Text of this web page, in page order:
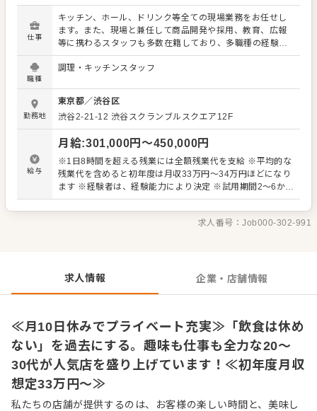
仕事
キッチン、ホール、ドリンク等全ての現場業務をお任せし
ます。また、現場と兼任して商品開発や採用、教育、広報
等に携わるスタッフも多数在籍しており、多職種の経験を
積むことが可能です。料理の素材や味付けには徹底したこ
だわりを持っている私たちと一緒に、あなたの料理スキル
売繁盛】という理念★ おいしいのは当たり前、「楽しい、
おもしろい、また来ようか！」とお客様の笑顔が連鎖し
て、現在、毎年1店舗から2店舗ずつのペースで店舗展開し
ています。 一枚のお好み焼きからお客様が何を求めている
のかをとことん追求し、今のテン・スターズ・ダイニング
に成長してきました。 ★次世代を担う若年層が多数活躍中
★ 未経験者も大歓迎。新しいチャレンジを応援します。 ★
明るく元気な社風★ スタッフ一人ひとりが明るく元気に働
場環境です。 その一方で、ただ楽しいだけでなく、しっか
り料理や接客の技術、知識が確実に身につけられる指導体
職種
調理・キッチンスタッフ
勤務地
東京都／渋谷区
渋谷2-21-12 渋谷スクランブルスクエア12F
給与
月給:301,000円〜450,000円
※1日8時間を超える残業には全額残業代を支給 ※平均的な
残業代を含めると初年度は月収33万円～34万円ほどになり
ます ※経験者は、経験能力により決定 ※試用期間2～6か月
（期間中の給与－2万円） ●昇給 年2回（4月、10月） ラダ
ーズ制度（弊社独自の面談による昇給制度） 【昇給例】 入
社1年目給与例：月収33万円（給与＋40〜45時間残業） 入
求人番号：Job000-302-991
求人情報 企業・店舗情報
≪月10日休みでプライベート充実≫「飲食は休め
ない」を過去にする。趣味も仕事も全力な20〜
30代が人気店を盛り上げています！≪初年度月収
想定33万円～≫
私たちの店舗が提供するのは、お客様の楽しい時間と、美味し